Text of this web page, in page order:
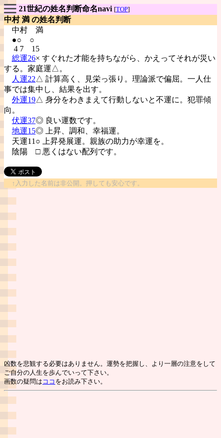
21世紀の姓名判断命名navi [TOP]
中村 満 の姓名判断
中村 満
●○ ○
4 7 15
総運26× すぐれた才能を持ちながら、かえってそれが災い
する。家庭運△。
人運22△ 計算高く、見栄っ張り。理論派で偏屈。一人仕
事では集中し、結果を出す。
外運19△ 身分をわきまえて行動しないと不運に。犯罪傾
向。
伏運37◎ 良い運数です。
地運15◎ 上昇、調和、幸福運。
天運11○ 上昇発展運。親族の助力が幸運を。
陰陽 □ 悪くはない配列です。
↑入力した名前は非公開。押しても安心です。
凶数を悲観する必要はありません。運勢を把握し、より一層の注意をして
ご自分の人生を歩んでいって下さい。
画数の疑問は ココ をお読み下さい。